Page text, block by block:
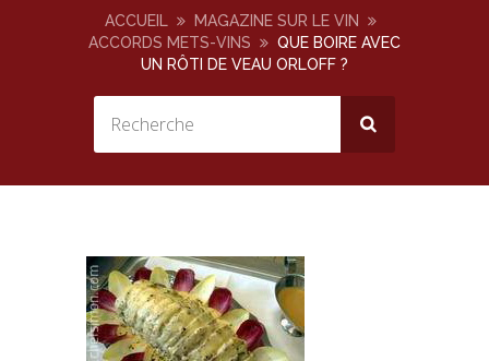
ACCUEIL
MAGAZINE SUR LE VIN
ACCORDS METS-VINS
QUE BOIRE AVEC
UN RÔTI DE VEAU ORLOFF ?